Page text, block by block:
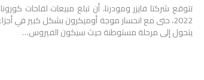
2022، حتى مع انحسار موجة أوميكرون بشكل كبير في
يتحول إلى مرحلة مستوطنة حيث سيكون الفيروس…